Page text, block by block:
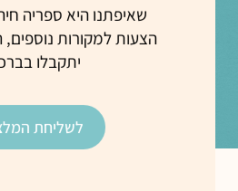
שאיפתנו היא ספריה
הצעות למקורות
יתקבלו
לשליחת